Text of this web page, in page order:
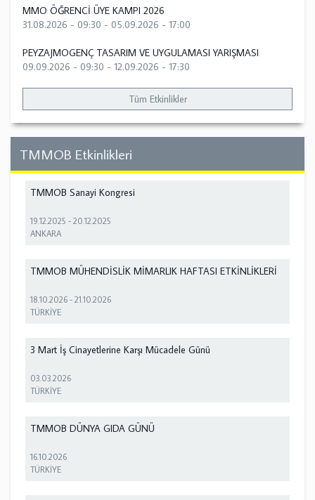
MMO ÖĞRENCİ ÜYE KAMPI 2026
31.08.2026 - 09:30 - 05.09.2026 - 17:00
PEYZAJMOGENÇ TASARIM VE UYGULAMASI YARIŞMASI
09.09.2026 - 09:30 - 12.09.2026 - 17:30
Tüm Etkinlikler
TMMOB Etkinlikleri
TMMOB Sanayi Kongresi
19.12.2025 -20.12.2025
ANKARA
TMMOB MÜHENDİSLİK MİMARLIK HAFTASI ETKİNLİKLERİ
18.10.2026 -21.10.2026
TÜRKİYE
3 Mart İş Cinayetlerine Karşı Mücadele Günü
03.03.2026
TÜRKİYE
TMMOB DÜNYA GIDA GÜNÜ
16.10.2026
TÜRKİYE